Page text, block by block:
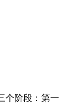
个阶段：第一